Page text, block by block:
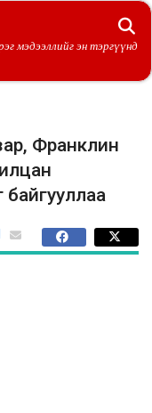
мэдээллийг эн тэргүүнд
Франклин